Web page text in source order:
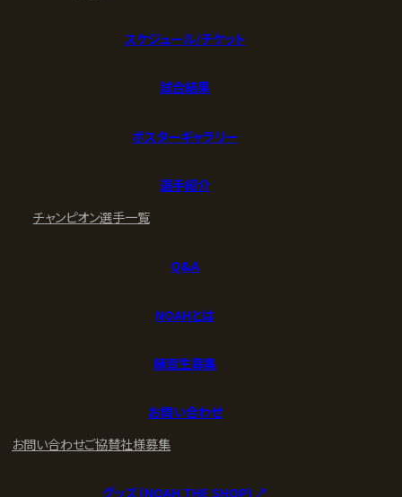
スケジュール/チケット
試合結果
ポスターギャラリー
選手紹介
チャンピオン選手一覧
Q&A
NOAHとは
練習生募集
お問い合わせ
お問い合わせご協賛社様募集
グッズ (NOAH THE SHOP) ↗︎